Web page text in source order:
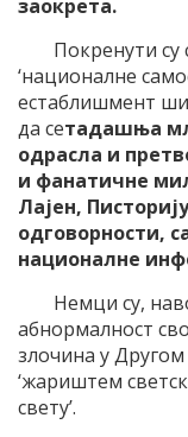
заокрета.
Покренути су
‘националне
естаблишмент
да сетадашња
одрасла и
и фанатичне
Лајен,
одговорности,
националне
Немци су,
абнормалност
злочина у
‘жариштем
свету’.